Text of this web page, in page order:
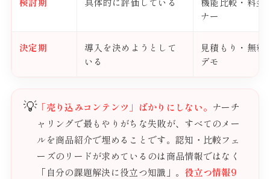
ナー
決定期
導入を決めようとして
いる
見積もり・無料
デモ
💡「売り込みコンテンツ」ばかりにしない。 ナーチ
ャリングで最もやりがちな失敗が、すべてのメー
ルを商品紹介で埋めることです。認知・比較フェ
ーズのリードが求めているのは商品情報ではなく
「自分の課題解決に役立つ知識」。 役立つ情報9